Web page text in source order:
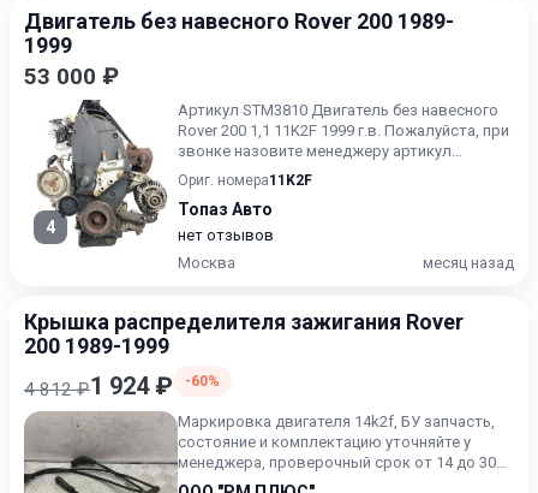
Двигатель без навесного Rover 200 1989-
1999
53 000 ₽
4
Артикул STM3810 Двигатель без навесного
Rover 200 1,1 11K2F 1999 г.в. Пожалуйста, при
звонке назовите менеджеру артикул
данного объявления....
Ориг. номера11K2F
Топаз Авто
нет отзывов
Москва
месяц назад
Крышка распределителя зажигания Rover
200 1989-1999
4 812 ₽1 924 ₽ -60%
Маркировка двигателя 14k2f, БУ запчасть,
состояние и комплектацию уточняйте у
менеджера, проверочный срок от 14 до 30
дней.